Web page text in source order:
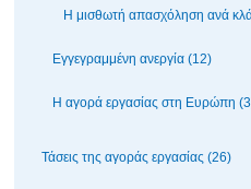
Η μισθωτή απασχόληση ανά
Εγγεγραμμένη ανεργία (12)
Η αγορά εργασίας στη Ευρώπη
Τάσεις της αγοράς εργασίας (26)